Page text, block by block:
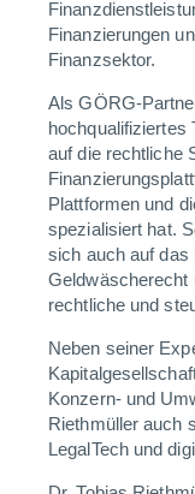
Finanzierungen
Finanzsektor.
Als GÖRG-
hochqualifiziertes
auf die rechtliche
Plattformen und
spezialisiert hat.
sich auch auf das
Geldwäscherecht
rechtliche und
Neben seiner
Konzern- und
Riethmüller auch
LegalTech und